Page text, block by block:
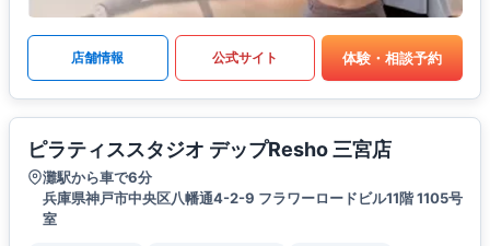
店舗情報 公式サイト 体験・相談予約
ピラティススタジオ デップResho 三宮店
灘駅から車で6分
兵庫県神戸市中央区八幡通4-2-9 フラワーロードビル11階 1105号
室